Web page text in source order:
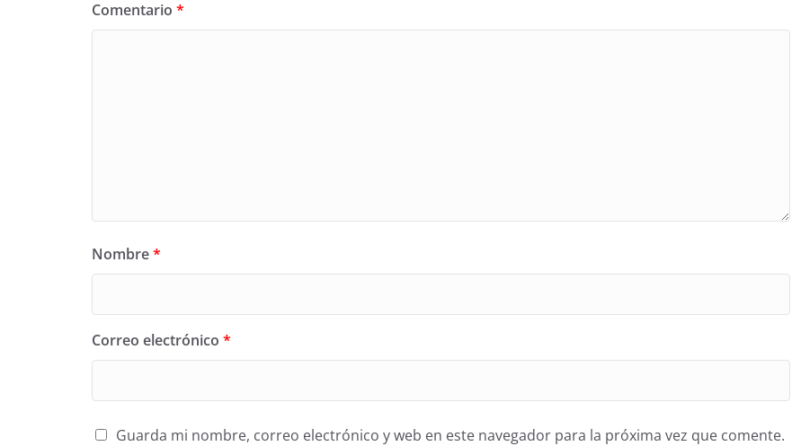
Comentario *
Nombre*
Correo electrónico *
Guarda mi nombre, correo electrónico y web en este navegador para la próxima vez que comente.